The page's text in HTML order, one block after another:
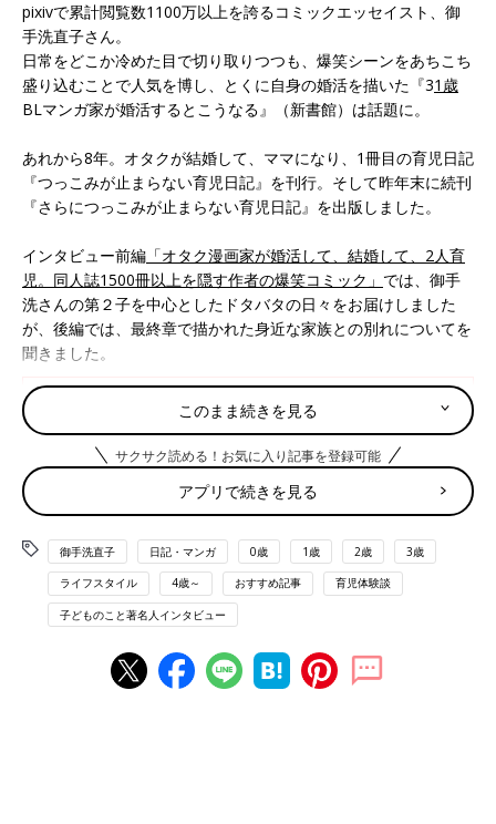
pixivで累計閲覧数1100万以上を誇るコミックエッセイスト、御
手洗直子さん。
日常をどこか冷めた目で切り取りつつも、爆笑シーンをあちこち
盛り込むことで人気を博し、とくに自身の婚活を描いた『31歳
BLマンガ家が婚活するとこうなる』（新書館）は話題に。
あれから8年。オタクが結婚して、ママになり、1冊目の育児日記
『つっこみが止まらない育児日記』を刊行。そして昨年末に続刊
『さらにつっこみが止まらない育児日記』を出版しました。
インタビュー前編 「オタク漫画家が婚活して、結婚して、2人育
児。同人誌1500冊以上を隠す作者の爆笑コミック」 では、御手
洗さんの第２子を中心としたドタバタの日々をお届けしました
が、後編では、最終章で描かれた身近な家族との別れについてを
聞きました。
オタク漫画家が婚活して、結婚して、2
人育児。同人誌1500冊以上を隠す爆笑コ
ミック
pixivで累計閲覧数1100万以上を誇るコミック
エッセイスト、御手洗直子さん。日常をどこか
覚めた目で切り取りつつも、爆笑シーンをあち
こち盛り込むことで話題に。とくに自身の婚活
を描いた「31歳BLマンガ家が婚活するとこうな
る」（新書館）は話題に。あれから8年。オタ
クが結婚して、ママになり…。
爆笑コミックエッセイストが描くまさかの身内の
死
このまま続きを見る
サクサク読める！お気に入り記事を登録可能
アプリで続きを見る
御手洗直子 日記・マンガ 0歳 1歳 2歳 3歳
ライフスタイル 4歳～ おすすめ記事 育児体験談
子どものこと著名人インタビュー